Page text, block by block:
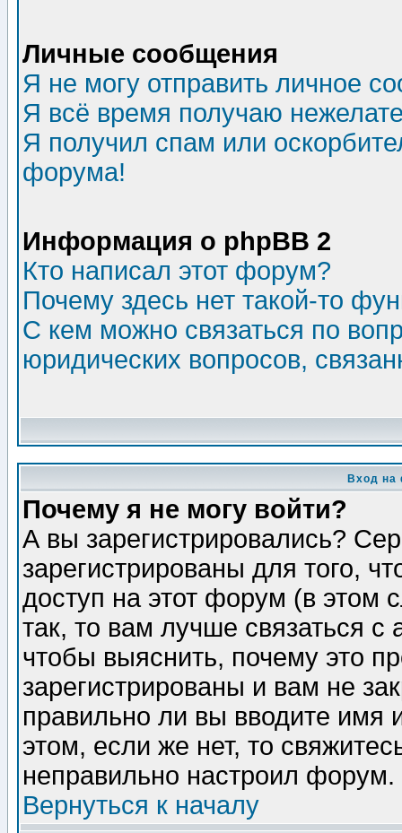
Личные сообщения
Я не могу отправить личное
Я всё время получаю
Я получил спам или
форума!
Информация о phpBB 2
Кто написал этот форум?
Почему здесь нет такой-то
С кем можно связаться по
юридических вопросов,
Вход на
Почему я не могу войти?
А вы зарегистрировались?
зарегистрированы для того,
доступ на этот форум (в этом
так, то вам лучше связаться
чтобы выяснить, почему это
зарегистрированы и вам не
правильно ли вы вводите
этом, если же нет, то
неправильно настроил форум.
Вернуться к началу